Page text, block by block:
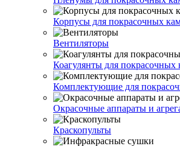
Корпусы для покрасочных
Вентиляторы
Коагулянты для покрасочных
Комплектующие для
Окрасочные аппараты и
Краскопульты